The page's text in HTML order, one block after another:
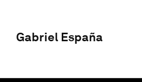
Gabriel España